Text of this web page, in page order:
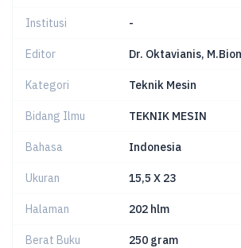
Institusi -
Editor Dr. Oktavianis,
Kategori Teknik Mesin
Bidang Ilmu TEKNIK MESIN
Bahasa Indonesia
Ukuran 15,5 X 23
Halaman 202 hlm
Berat Buku 250 gram